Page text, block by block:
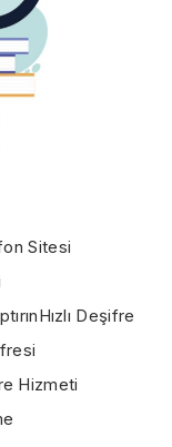
Sitesi
Hızlı Deşifre
Hizmeti